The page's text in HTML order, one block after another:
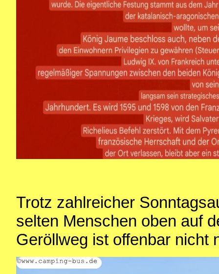
Trotz zahlreicher
selten Menschen oben auf
Geröllweg ist offenbar nicht